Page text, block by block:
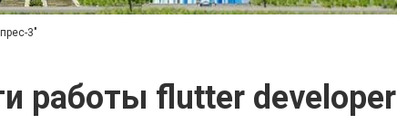
3"
работы flutter developer